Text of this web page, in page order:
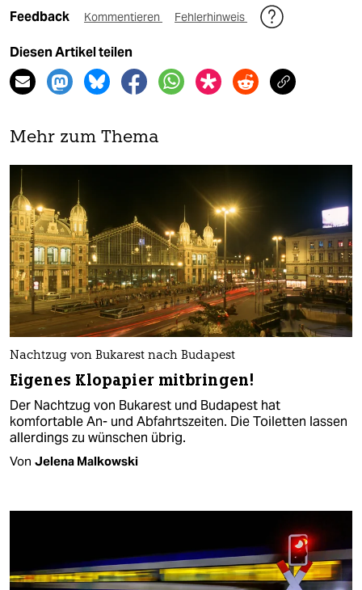
Feedback Kommentieren Fehlerhinweis
Diesen Artikel teilen
Mehr zum Thema
Nachtzug von Bukarest nach Budapest
Eigenes Klopapier mitbringen!
Der Nachtzug von Bukarest und Budapest hat
komfortable An- und Abfahrtszeiten. Die Toiletten lassen
allerdings zu wünschen übrig.
Von Jelena Malkowski